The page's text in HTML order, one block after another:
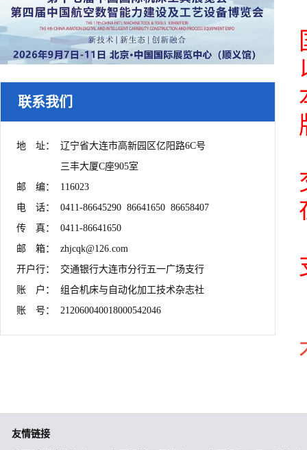
联系我们
地　址：	辽宁省大连市高新园区亿阳路6C号
邮　编：	116023
电　话：	0411-86645290  86641650  86658407
传　真：	0411-86641650
邮　箱：	zhjcqk@126.com
开户行：	交通银行大连市分行五一广场支行
账　户：	组合机床与自动化加工技术杂志社
账　号：	212060040018000542046
友情链接